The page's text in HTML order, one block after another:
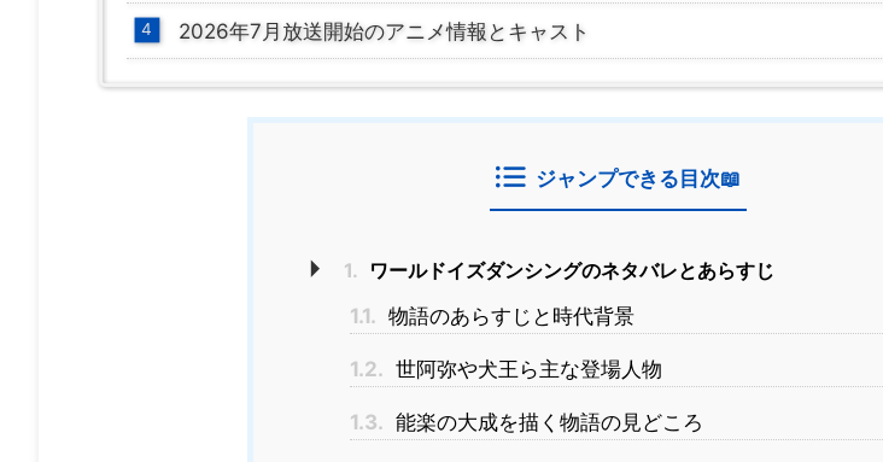
2026年7月放送開始のアニメ情報とキャスト
ジャンプできる目次📖
1. ワールドイズダンシングのネタバレとあらすじ
1.1. 物語のあらすじと時代背景
1.2. 世阿弥や犬王ら主な登場人物
1.3. 能楽の大成を描く物語の見どころ